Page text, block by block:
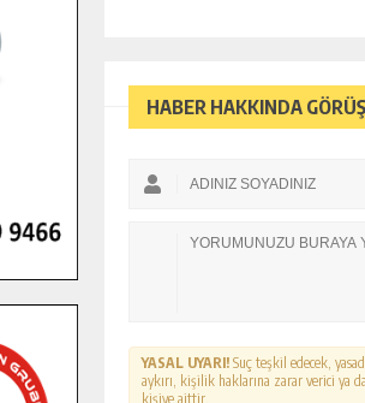
HABER HAKKINDA
YASAL UYARI! Suç teşkil edecek,
aykırı, kişilik haklarına zarar verici
kişiye aittir.